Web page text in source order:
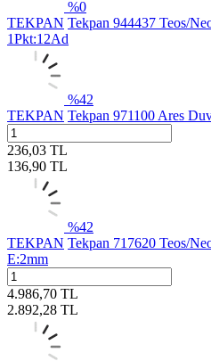
%0
TEKPAN Tekpan 944437 Teos/
1Pkt:12Ad
%42
TEKPAN Tekpan 971100 Ares
236,03 TL
136,90 TL
%42
TEKPAN Tekpan 717620 Teos/
E:2mm
4.986,70 TL
2.892,28 TL